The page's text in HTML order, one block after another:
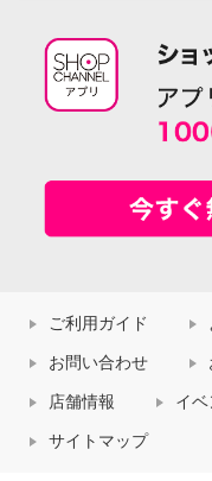
ご利用ガイド
お問い合わせ
店舗情報 イ
サイトマップ